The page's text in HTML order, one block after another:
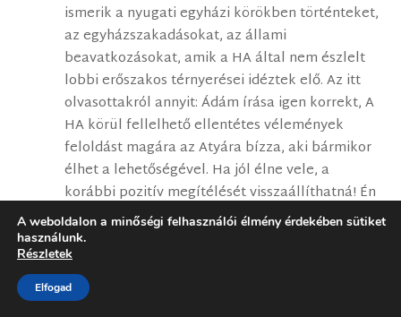
ismerik a nyugati egyházi körökben történteket,
az egyházszakadásokat, az állami
beavatkozásokat, amik a HA által nem észlelt
lobbi erőszakos térnyerései idéztek elő. Az itt
olvasottakról annyit: Ádám írása igen korrekt, A
HA körül fellelhető ellentétes vélemények
feloldást magára az Atyára bízza, aki bármikor
élhet a lehetőségével. Ha jól élne vele, a
korábbi pozitív megítélését visszaállíthatná! Én
inkább arra kérném az itt korábban
hozzászólókat, hogy szakítsanak időt arra, hogy
megnézzék a múlt szombaton rendezett ” A
család védelme – a Biblikus családkép ” témájú
/rendezte az evangélikál csoport/
A weboldalon a minőségi felhasználói élmény érdekében sütiket
használunk.
Részletek
Elfogad